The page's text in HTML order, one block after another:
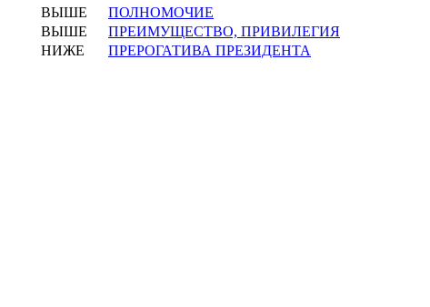
ВЫШЕ
ПОЛНОМОЧИЕ
ВЫШЕ
ПРЕИМУЩЕСТВО, ПРИВИЛЕГИЯ
НИЖЕ
ПРЕРОГАТИВА ПРЕЗИДЕНТА